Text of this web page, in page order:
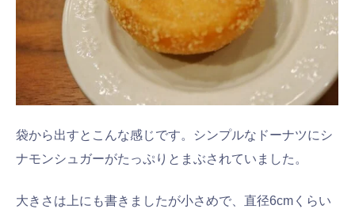
袋から出すとこんな感じです。シンプルなドーナツにシ
ナモンシュガーがたっぷりとまぶされていました。
大きさは上にも書きましたが小さめで、直径6cmくらい